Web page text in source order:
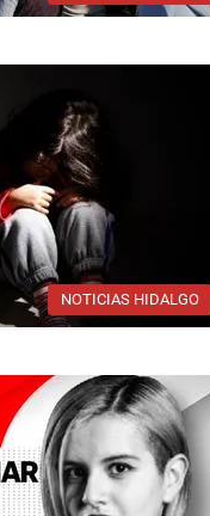
NOTICIAS HIDALGO